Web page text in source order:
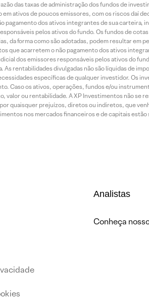
das taxas de administração dos fundos de
ativos de poucos emissores, com os riscos daí
pagamento dos ativos integrantes de sua carteira,
pelos ativos do fundo. Os fundos de
forma como são adotadas, podem resultar em
que acarretem o não pagamento dos ativos
dos emissores responsáveis pelos ativos do
rentabilidades divulgadas não são líquidas de
específicas de qualquer investidor. Os
Caso os ativos, operações, fundos e/ou
valor ou rentabilidade. A XP Investimentos não se
quaisquer prejuízos, diretos ou indiretos, que
nos mercados financeiros e de capitais estão
Analistas
Conheça